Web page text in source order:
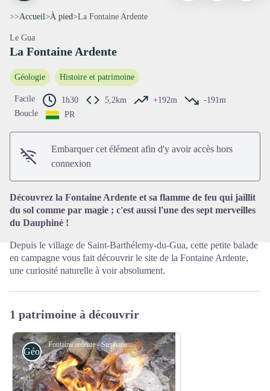
>>Accueil>À pied>La Fontaine Ardente
Le Gua
La Fontaine Ardente
Géologie Histoire et patrimoine
Facile 1h30 5,2km +192m
-191m
Boucle
PR
Embarquer cet élément afin d'y avoir accès hors
connexion
Découvrez la Fontaine Ardente et sa flamme de feu qui jaillit
du sol comme par magie ; c'est aussi l'une des sept merveilles
du Dauphiné !
Depuis le village de Saint-Barthélemy-du-Gua, cette petite balade
en campagne vous fait découvrir le site de la Fontaine Ardente,
une curiosité naturelle à voir absolument.
1 patrimoine à découvrir
Fontaine ardente - Stephane Fayollat/PNRV
Géologie